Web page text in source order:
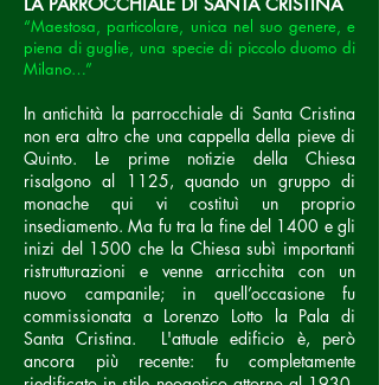
“Maestosa, particolare, unica nel suo genere, e
piena di guglie, una specie di piccolo duomo di
Milano…”
In antichità la parrocchiale di Santa Cristina
non era altro che una cappella della pieve di
Quinto. Le prime notizie della Chiesa
risalgono al 1125, quando un gruppo di
monache qui vi costituì un proprio
insediamento. Ma fu tra la fine del 1400 e gli
inizi del 1500 che la Chiesa subì importanti
ristrutturazioni e venne arricchita con un
nuovo campanile; in quell’occasione fu
commissionata a Lorenzo Lotto la Pala di
Santa Cristina. L'attuale edificio è, però
ancora più recente: fu completamente